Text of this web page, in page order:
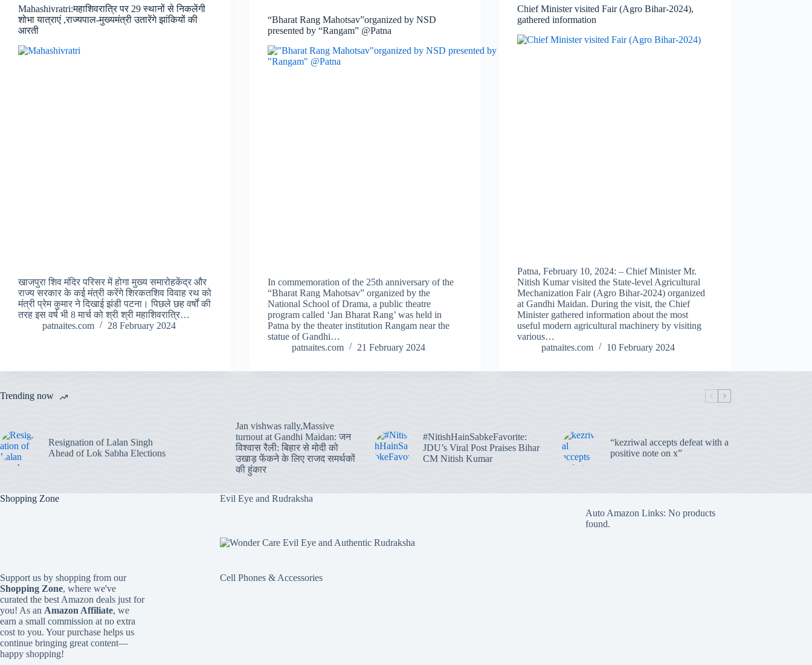
Mahashivratri:महाशिवरात्रि पर 29 स्थानों से निकलेंगी
शोभा यात्राएं ,राज्यपाल-मुख्यमंत्री उतारेंगे झांकियों की
आरती
खाजपुरा शिव मंदिर परिसर में होगा मुख्य समारोहकेंद्र और
राज्य सरकार के कई मंत्री करेंगे शिरकतशिव विवाह रथ को
मंत्री प्रेम कुमार ने दिखाई झंडी पटना। पिछले छह वर्षों की
तरह इस वर्ष भी 8 मार्च को श्री श्री महाशिवरात्रि…
patnaites.com
28 February 2024
“Bharat Rang Mahotsav”organized by NSD
presented by “Rangam” @Patna
In commemoration of the 25th anniversary of the
“Bharat Rang Mahotsav” organized by the
National School of Drama, a public theatre
program called ‘Jan Bharat Rang’ was held in
Patna by the theater institution Rangam near the
statue of Gandhi…
patnaites.com
21 February 2024
Chief Minister visited Fair (Agro Bihar-2024),
gathered information
Patna, February 10, 2024: – Chief Minister Mr.
Nitish Kumar visited the State-level Agricultural
Mechanization Fair (Agro Bihar-2024) organized
at Gandhi Maidan. During the visit, the Chief
Minister gathered information about the most
useful modern agricultural machinery by visiting
various…
patnaites.com
10 February 2024
Trending now
Resignation of Lalan Singh
Ahead of Lok Sabha Elections
Jan vishwas rally,Massive
turnout at Gandhi Maidan: जन
विश्वास रैली: बिहार से मोदी को
उखाड़ फेंकने के लिए राजद समर्थकों
की हुंकार
#NitishHainSabkeFavorite:
JDU’s Viral Post Praises Bihar
CM Nitish Kumar
“kezriwal accepts defeat with a
positive note on x”
Shopping Zone
Support us by shopping from our
Shopping Zone, where we've
curated the best Amazon deals just for
you! As an Amazon Affiliate, we
earn a small commission at no extra
cost to you. Your purchase helps us
continue bringing great content—
happy shopping!
Evil Eye and Rudraksha
Cell Phones & Accessories
Auto Amazon Links: No products
found.